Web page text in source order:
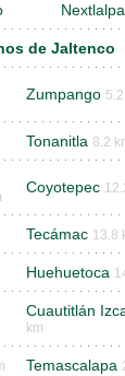
de Jaltenco
Zumpango
Tonanitla 8.2
Coyotepec
Tecámac 13.8
Huehuetoca
Cuautitlán
km
Temascalapa